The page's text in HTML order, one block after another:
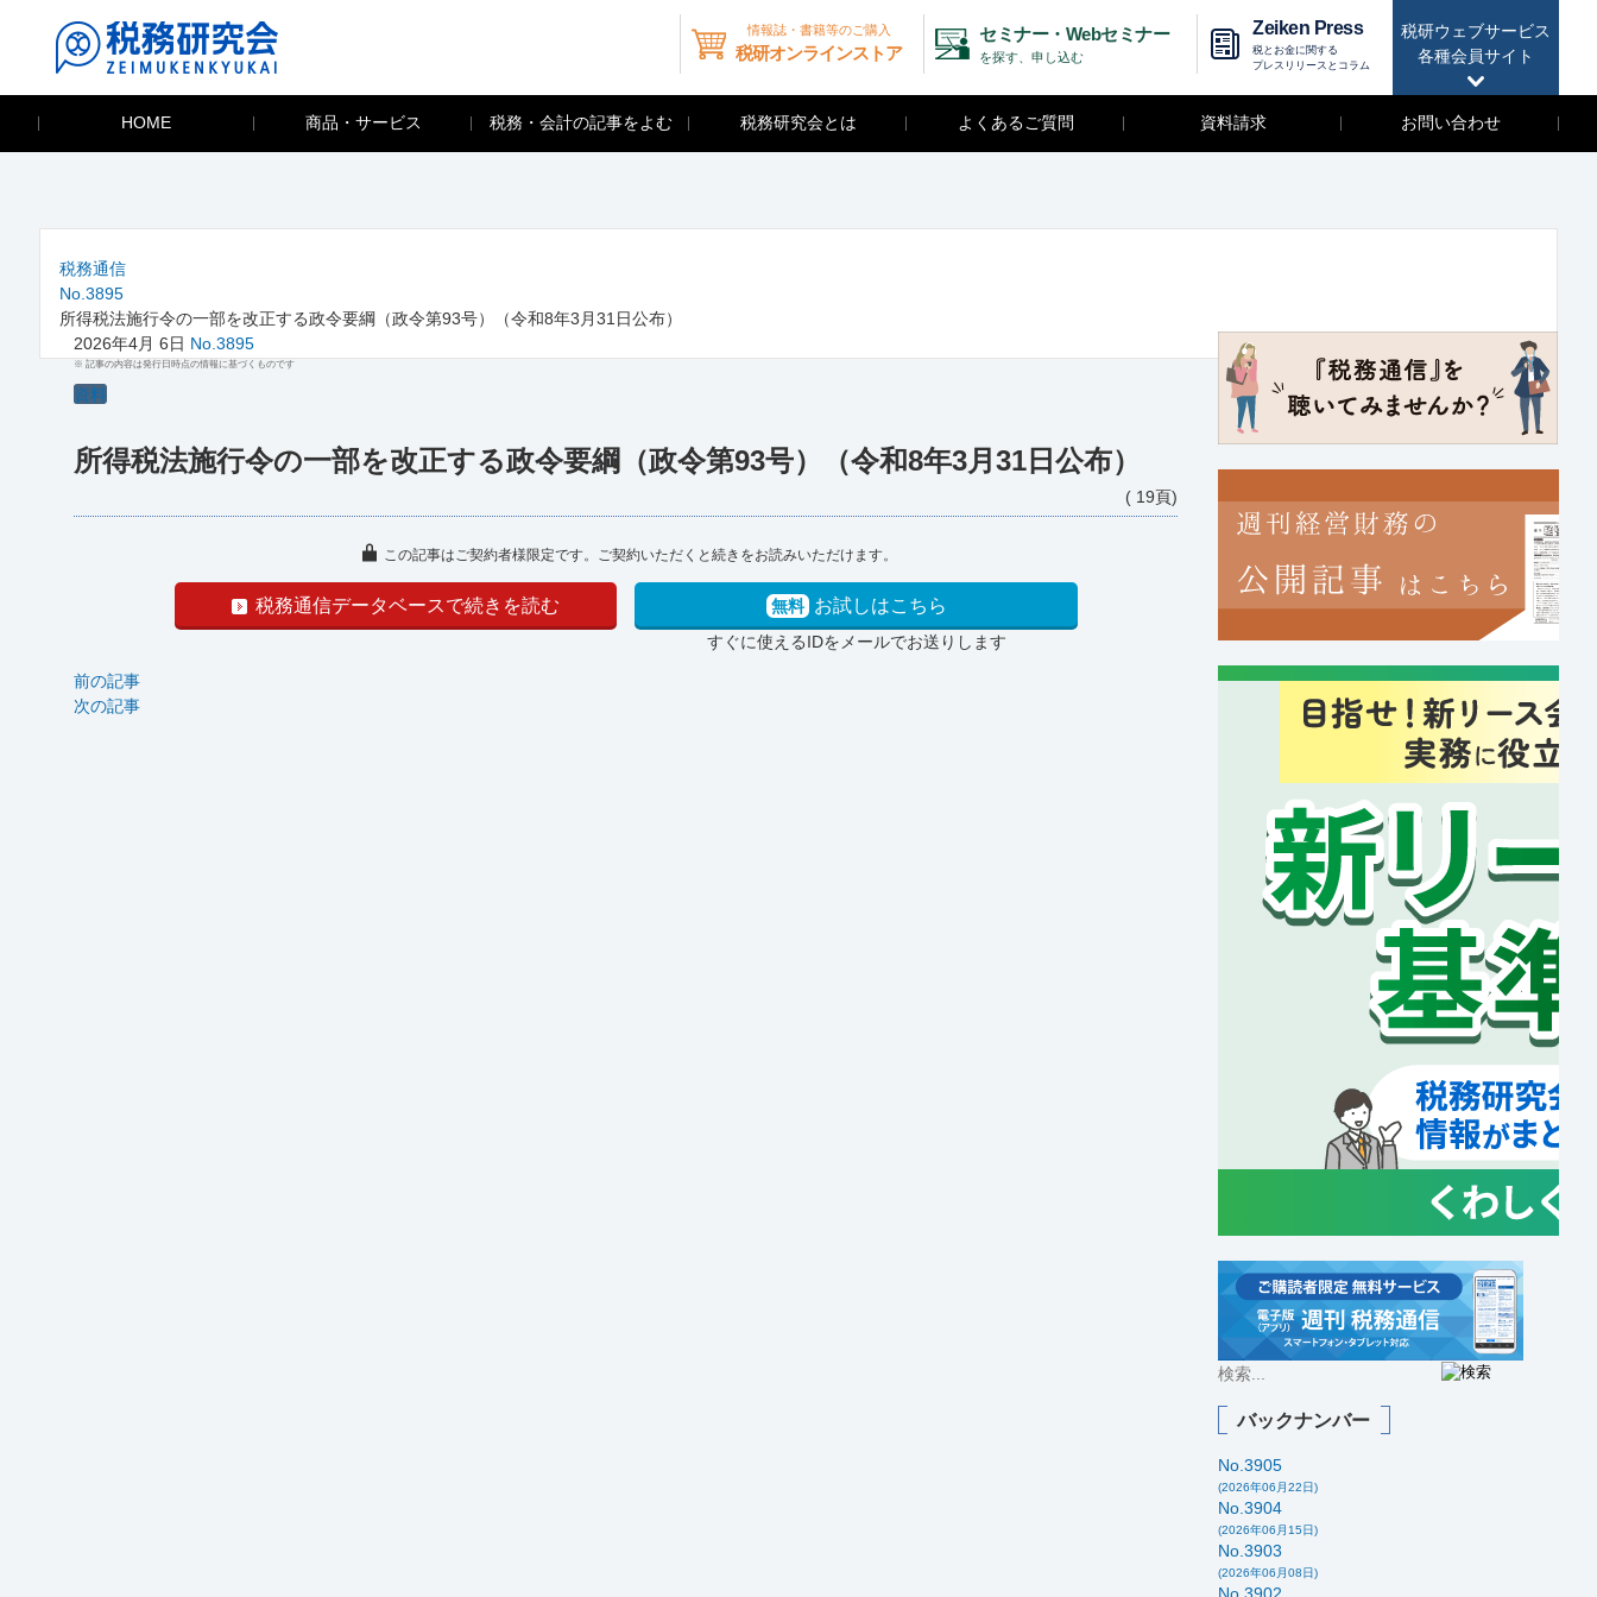
税研ウェブサービス
各種会員サイト
情報誌・書籍等のご購入
税研オンラインストア
セミナー・Webセミナー
を探す、申し込む
Zeiken Press
税とお金に関する
プレスリリースとコラム
HOME 商品・サービス 税務・会計の記事をよむ 税務研究会とは よくあるご質問 資料請求 お問い合わせ
税務通信
No.3895
所得税法施行令の一部を改正する政令要綱（政令第93号）（令和8年3月31日公布）
2026年4月 6日 No.3895
※ 記事の内容は発行日時点の情報に基づくものです
資料
所得税法施行令の一部を改正する政令要綱（政令第93号）（令和8年3月31日公布）
( 19頁)
この記事はご契約者様限定です。ご契約いただくと続きをお読みいただけます。
税務通信データベースで続きを読む 無料 お試しはこちら
すぐに使えるIDをメールでお送りします
前の記事
次の記事
バックナンバー
No.3905
(2026年06月22日)
No.3904
(2026年06月15日)
No.3903
(2026年06月08日)